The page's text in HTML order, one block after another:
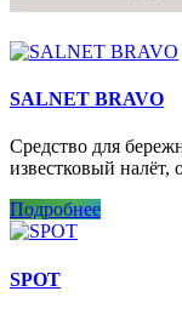
SALNET BRAVO
Средство для
известковый налёт,
Подробнее
SPOT